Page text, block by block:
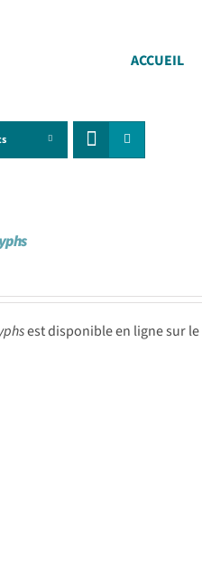
ACCUEIL
est disponible en ligne sur le